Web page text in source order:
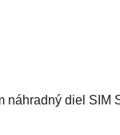
diel SIM